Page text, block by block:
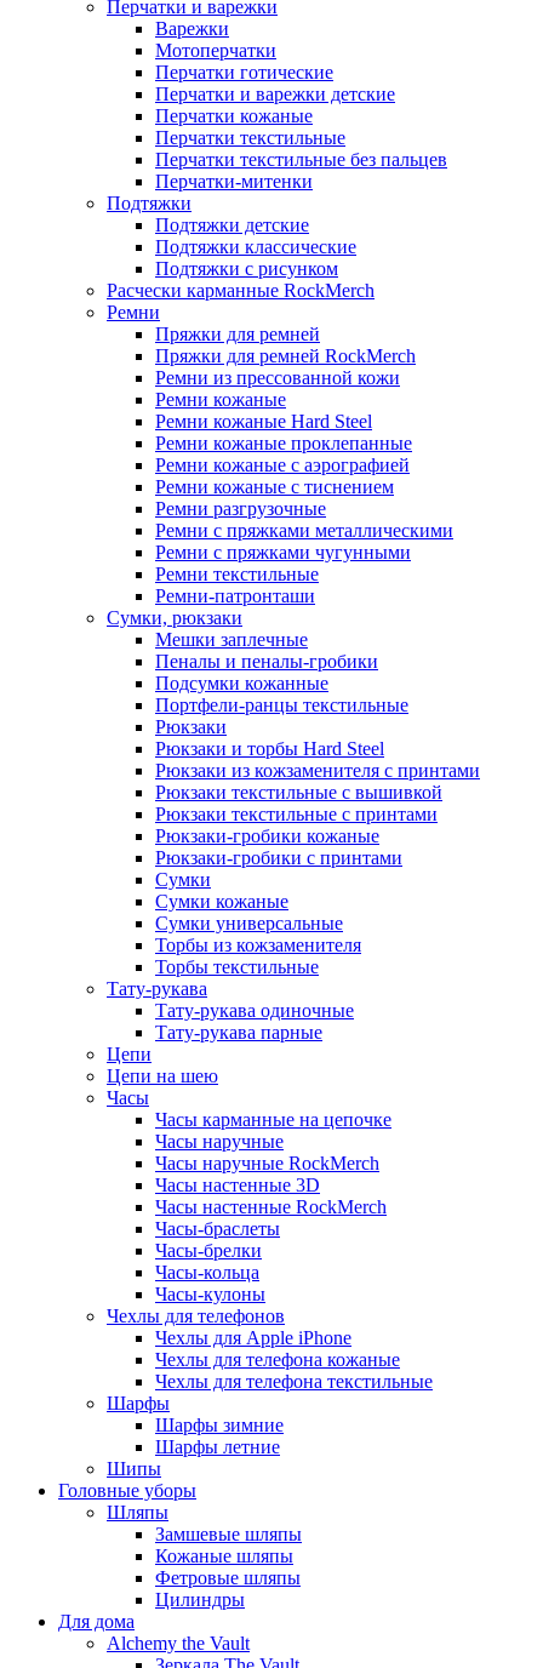
Перчатки и варежки
Варежки
Мотоперчатки
Перчатки готические
Перчатки и варежки детские
Перчатки кожаные
Перчатки текстильные
Перчатки текстильные без пальцев
Перчатки-митенки
Подтяжки
Подтяжки детские
Подтяжки классические
Подтяжки с рисунком
Расчески карманные RockMerch
Ремни
Пряжки для ремней
Пряжки для ремней RockMerch
Ремни из прессованной кожи
Ремни кожаные
Ремни кожаные Hard Steel
Ремни кожаные проклепанные
Ремни кожаные с аэрографией
Ремни кожаные с тиснением
Ремни разгрузочные
Ремни с пряжками металлическими
Ремни с пряжками чугунными
Ремни текстильные
Ремни-патронташи
Сумки, рюкзаки
Мешки заплечные
Пеналы и пеналы-гробики
Подсумки кожанные
Портфели-ранцы текстильные
Рюкзаки
Рюкзаки и торбы Hard Steel
Рюкзаки из кожзаменителя с принтами
Рюкзаки текстильные с вышивкой
Рюкзаки текстильные с принтами
Рюкзаки-гробики кожаные
Рюкзаки-гробики с принтами
Сумки
Сумки кожаные
Сумки универсальные
Торбы из кожзаменителя
Торбы текстильные
Тату-рукава
Тату-рукава одиночные
Тату-рукава парные
Цепи
Цепи на шею
Часы
Часы карманные на цепочке
Часы наручные
Часы наручные RockMerch
Часы настенные 3D
Часы настенные RockMerch
Часы-браслеты
Часы-брелки
Часы-кольца
Часы-кулоны
Чехлы для телефонов
Чехлы для Apple iPhone
Чехлы для телефона кожаные
Чехлы для телефона текстильные
Шарфы
Шарфы зимние
Шарфы летние
Шипы
Головные уборы
Шляпы
Замшевые шляпы
Кожаные шляпы
Фетровые шляпы
Цилиндры
Для дома
Alchemy the Vault